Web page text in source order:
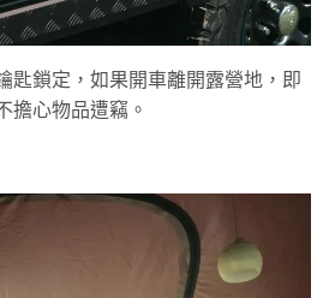
匙鎖定，如果開車離開露營地，即
擔心物品遭竊。